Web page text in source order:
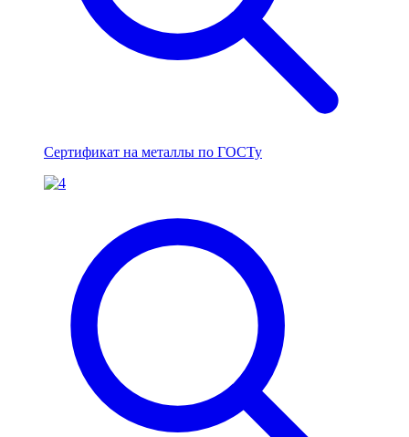
Сертификат на металлы по ГОСТу